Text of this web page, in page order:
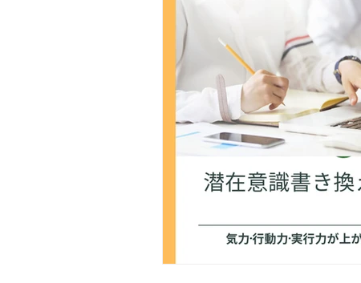
インナーチャイルドの癒し/ミニワ
カウンセリングメニュー＆料金
占いいらずの未来予知（LDP)